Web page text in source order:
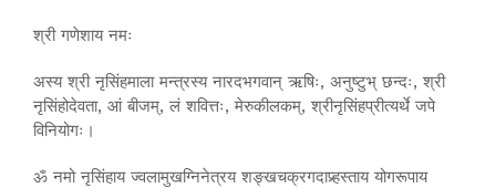
श्री गणेशाय नमः
अस्य श्री नृसिंहमाला मन्त्रस्य नारदभगवान् ऋषिः, अनुष्टुभ् छन्दः, श्री
नृसिंहोदेवता, आं बीजम्, लं शवित्तः, मेरुकीलकम्, श्रीनृसिंहप्रीत्यर्थे जपे
विनियोगः।
ॐ नमो नृसिंहाय ज्वलामुखग्निनेत्रय शङ्खचक्रगदाप्र्हस्ताय योगरूपाय